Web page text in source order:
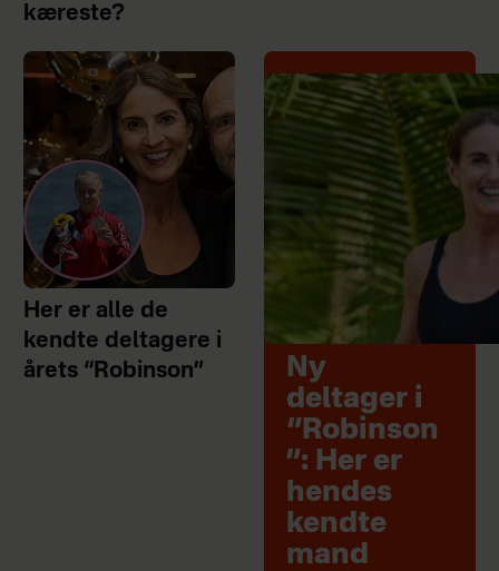
kæreste?
Her er alle de
kendte deltagere i
årets “Robinson”
Ny
deltager i
“Robinson
”: Her er
hendes
kendte
mand